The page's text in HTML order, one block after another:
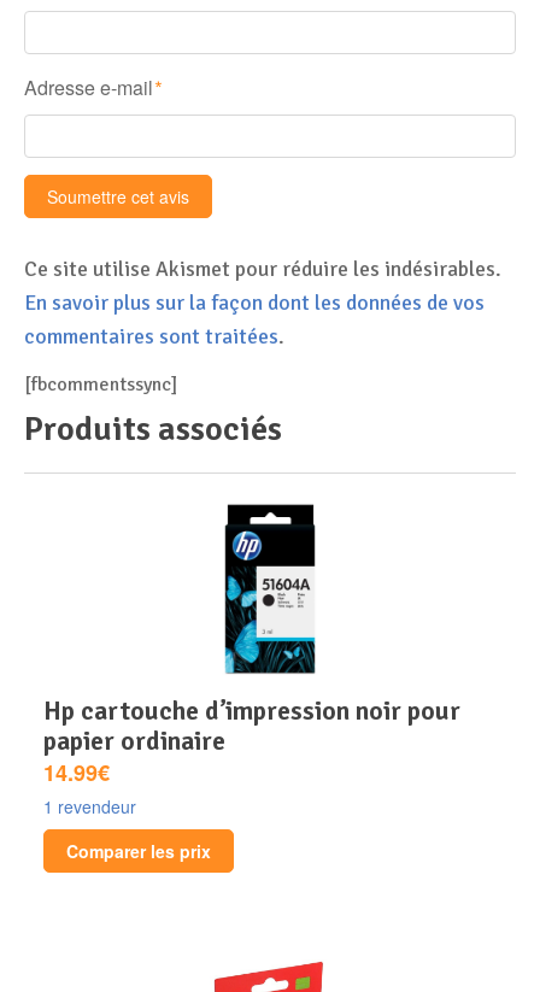
Adresse e-mail *
Ce site utilise Akismet pour réduire les indésirables.
En savoir plus sur la façon dont les données de vos
commentaires sont traitées.
[fbcommentssync]
Produits associés
hp cartouche d’impression noir pour
papier ordinaire
14.99€
1 revendeur
Comparer les prix